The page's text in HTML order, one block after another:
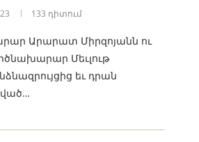
133 դիտում
Արարատ Միրզոյանն ու
Մեւլութ
եւ դրան